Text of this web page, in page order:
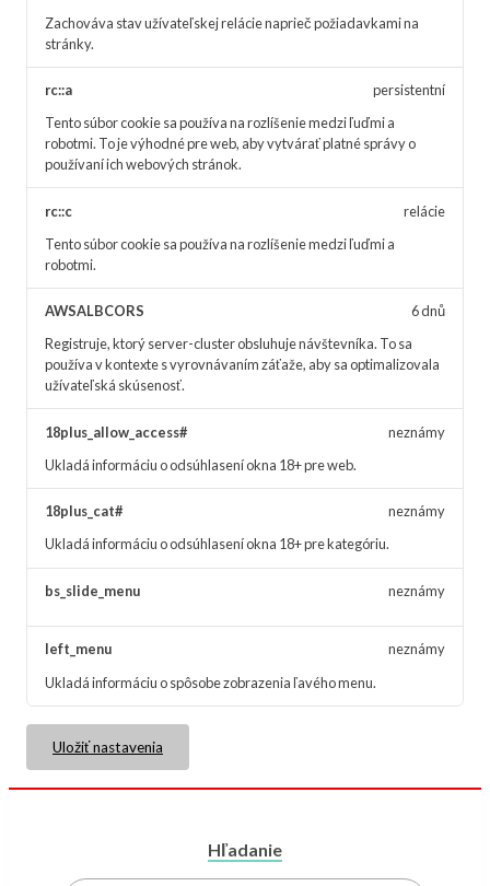
Zachováva stav užívateľskej relácie naprieč požiadavkami na
stránky.
rc::a
Tento súbor cookie sa používa na rozlíšenie medzi ľuďmi a
robotmi. To je výhodné pre web, aby vytvárať platné správy o
používaní ich webových stránok.
persistentní
rc::c
Tento súbor cookie sa používa na rozlíšenie medzi ľuďmi a
robotmi.
relácie
AWSALBCORS
Registruje, ktorý server-cluster obsluhuje návštevníka. To sa
používa v kontexte s vyrovnávaním záťaže, aby sa optimalizovala
užívateľská skúsenosť.
6 dnů
18plus_allow_access#
Ukladá informáciu o odsúhlasení okna 18+ pre web.
neznámy
18plus_cat#
Ukladá informáciu o odsúhlasení okna 18+ pre kategóriu.
neznámy
bs_slide_menu neznámy
left_menu
Ukladá informáciu o spôsobe zobrazenia ľavého menu.
neznámy
Uložiť nastavenia
Hľadanie